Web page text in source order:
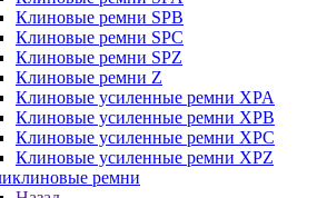
Клиновые ремни SPB
Клиновые ремни SPC
Клиновые ремни SPZ
Клиновые ремни Z
Клиновые усиленные ремни XPA
Клиновые усиленные ремни XPB
Клиновые усиленные ремни XPC
Клиновые усиленные ремни XPZ
ремни